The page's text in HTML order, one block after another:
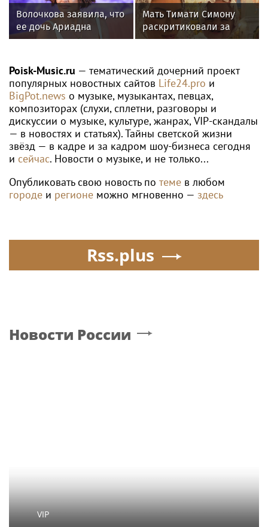
Волочкова заявила, что
ее дочь Ариадна
«совершила глупость»,
Мать Тимати Симону
раскритиковали за
неудачные фото
Валентины
Poisk-Music.ru — тематический дочерний проект
популярных новостных сайтов Life24.pro и
BigPot.news о музыке, музыкантах, певцах,
композиторах (слухи, сплетни, разговоры и
дискуссии о музыке, культуре, жанрах, VIP-скандалы
— в новостях и статьях). Тайны светской жизни
звёзд — в кадре и за кадром шоу-бизнеса сегодня
и сейчас. Новости о музыке, и не только...
Опубликовать свою новость по теме в любом
городе и регионе можно мгновенно — здесь
Rss.plus
Новости России
VIP